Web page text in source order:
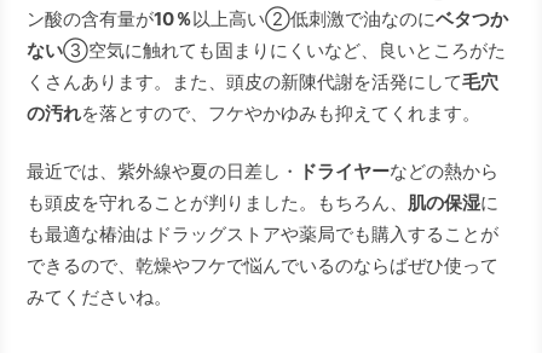
ン酸の含有量が10％以上高い②低刺激で油なのにベタつか
ない③空気に触れても固まりにくいなど、良いところがた
くさんあります。また、頭皮の新陳代謝を活発にして毛穴
の汚れを落とすので、フケやかゆみも抑えてくれます。
最近では、紫外線や夏の日差し・ ドライヤーなどの熱から
も頭皮を守れることが判りました。もちろん、 肌の保湿に
も最適な椿油はドラッグストアや薬局でも購入することが
できるので、乾燥やフケで悩んでいるのならばぜひ使って
みてくださいね。